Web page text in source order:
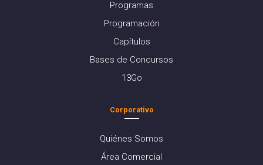
Programas
Programación
Capítulos
Bases de Concursos
13Go
Corporativo
Quiénes Somos
Área Comercial